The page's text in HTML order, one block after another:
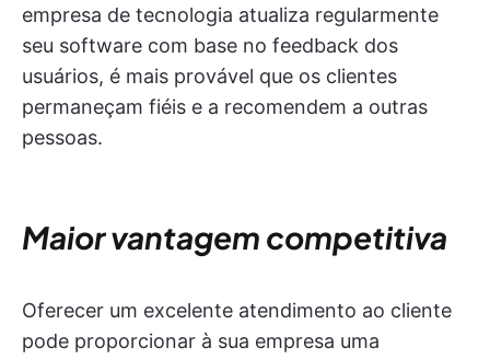
empresa de tecnologia atualiza regularmente
seu software com base no feedback dos
usuários, é mais provável que os clientes
permaneçam fiéis e a recomendem a outras
pessoas.
Maior vantagem competitiva
Oferecer um excelente atendimento ao cliente
pode proporcionar à sua empresa uma